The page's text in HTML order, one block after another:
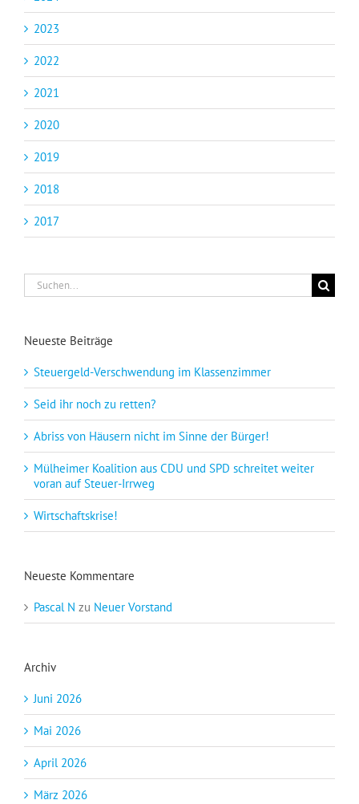
2023
2022
2021
2020
2019
2018
2017
Suche
nach:
Neueste Beiträge
Steuergeld-Verschwendung im Klassenzimmer
Seid ihr noch zu retten?
Abriss von Häusern nicht im Sinne der Bürger!
Mülheimer Koalition aus CDU und SPD schreitet weiter
voran auf Steuer-Irrweg
Wirtschaftskrise!
Neueste Kommentare
Pascal N zu Neuer Vorstand
Archiv
Juni 2026
Mai 2026
April 2026
März 2026